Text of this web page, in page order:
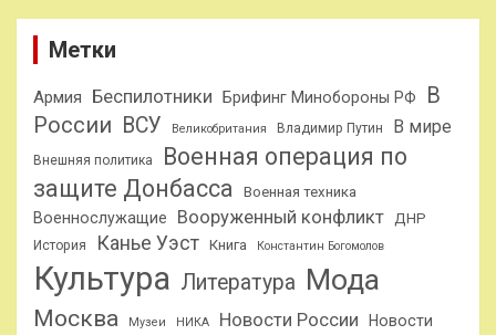
Метки
Армия Беспилотники Брифинг Минобороны РФ
В
России ВСУ Великобритания Владимир Путин В мире
Внешняя политика
Военная операция по
защите Донбасса
Военная техника
Военнослужащие Вооруженный конфликт ДНР
История Канье Уэст Книга Константин Богомолов
Культура Литература Мода
Москва Музеи НИКА Новости России Новости